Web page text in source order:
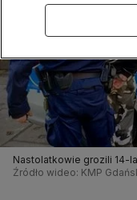
Nastolatkowie grozili 14-
Źródło wideo: KMP